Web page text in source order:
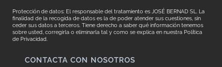
Protección de datos: El responsable del tratamiento es JOSÉ BERNAD SL. La
finalidad de la recogida de datos es la de poder atender sus cuestiones, sin
ceder sus datos a terceros. Tiene derecho a saber qué información tenemos
sobre usted, corregirla o eliminarla tal y como se explica en nuestra Política
de Privacidad.
CONTACTA CON NOSOTROS